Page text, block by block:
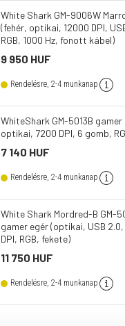
White Shark GM-9006W
(fehér, optikai, 12000 DPI,
RGB, 1000 Hz, fonott kábel)
9 950 HUF
Rendelésre, 2-4 munkanap info
WhiteShark GM-5013B
optikai, 7200 DPI, 6 gomb,
7 140 HUF
Rendelésre, 2-4 munkanap info
White Shark Mordred-B GM-
gamer egér (optikai, USB
DPI, RGB, fekete)
11 750 HUF
Rendelésre, 2-4 munkanap info